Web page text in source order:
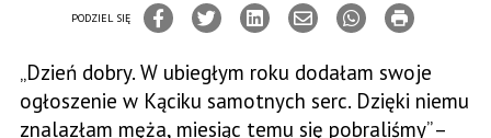
PODZIEL SIĘ
„Dzień dobry. W ubiegłym roku dodałam swoje
ogłoszenie w Kąciku samotnych serc. Dzięki niemu
znalazłam męża, miesiąc temu się pobraliśmy” –